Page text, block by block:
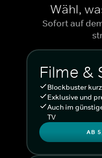
Wähl,
Sofort auf
Filme &
Blockbuster
Exklusive und
Auch im
TV
AB